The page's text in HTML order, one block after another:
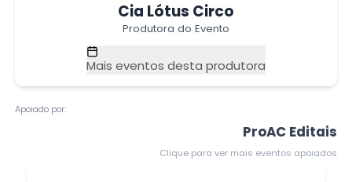
Cia Lótus Circo
Produtora do Evento
Mais eventos desta produtora
Apoiado por:
ProAC Editais
Clique para ver mais eventos apoiados